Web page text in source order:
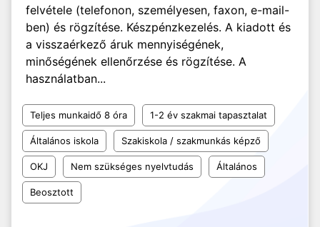
felvétele (telefonon, személyesen, faxon, e-mail-
ben) és rögzítése. Készpénzkezelés. A kiadott és
a visszaérkező áruk mennyiségének,
minőségének ellenőrzése és rögzítése. A
használatban...
Teljes munkaidő 8 óra 1-2 év szakmai tapasztalat
Általános iskola Szakiskola / szakmunkás képző
OKJ Nem szükséges nyelvtudás Általános
Beosztott